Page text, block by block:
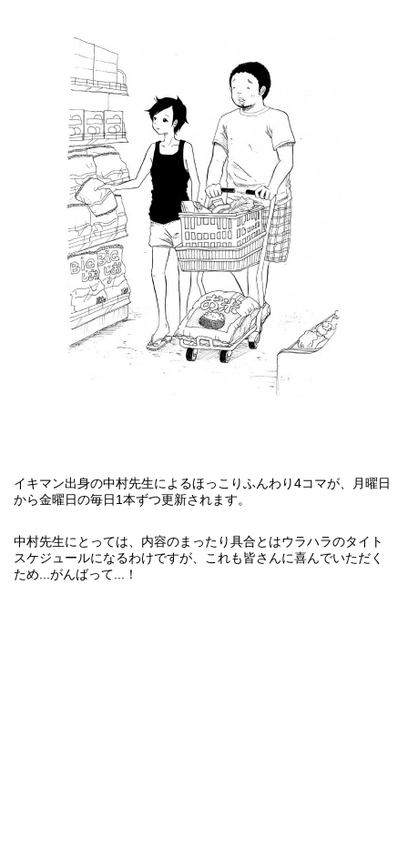
イキマン出身の中村先生によるほっこりふんわり4コマが、月曜日
から金曜日の毎日1本ずつ更新されます。
中村先生にとっては、内容のまったり具合とはウラハラのタイト
スケジュールになるわけですが、これも皆さんに喜んでいただく
ため...がんばって...！